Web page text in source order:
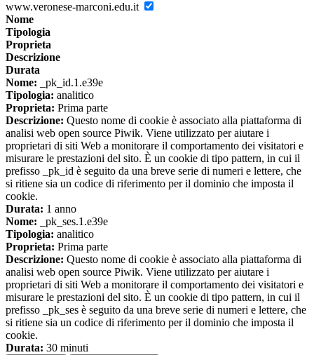
www.veronese-marconi.edu.it
Nome
Tipologia
Proprieta
Descrizione
Durata
Nome: _pk_id.1.e39e
Tipologia: analitico
Proprieta: Prima parte
Descrizione: Questo nome di cookie è associato alla piattaforma di
analisi web open source Piwik. Viene utilizzato per aiutare i
proprietari di siti Web a monitorare il comportamento dei visitatori e
misurare le prestazioni del sito. È un cookie di tipo pattern, in cui il
prefisso _pk_id è seguito da una breve serie di numeri e lettere, che
si ritiene sia un codice di riferimento per il dominio che imposta il
cookie.
Durata: 1 anno
Nome: _pk_ses.1.e39e
Tipologia: analitico
Proprieta: Prima parte
Descrizione: Questo nome di cookie è associato alla piattaforma di
analisi web open source Piwik. Viene utilizzato per aiutare i
proprietari di siti Web a monitorare il comportamento dei visitatori e
misurare le prestazioni del sito. È un cookie di tipo pattern, in cui il
prefisso _pk_ses è seguito da una breve serie di numeri e lettere, che
si ritiene sia un codice di riferimento per il dominio che imposta il
cookie.
Durata: 30 minuti